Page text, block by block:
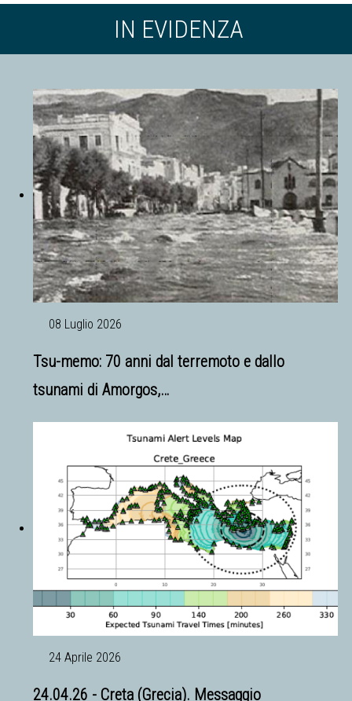
IN EVIDENZA
08 Luglio 2026
Tsu-memo: 70 anni dal terremoto e dallo
tsunami di Amorgos,…
24 Aprile 2026
24.04.26 - Creta (Grecia). Messaggio